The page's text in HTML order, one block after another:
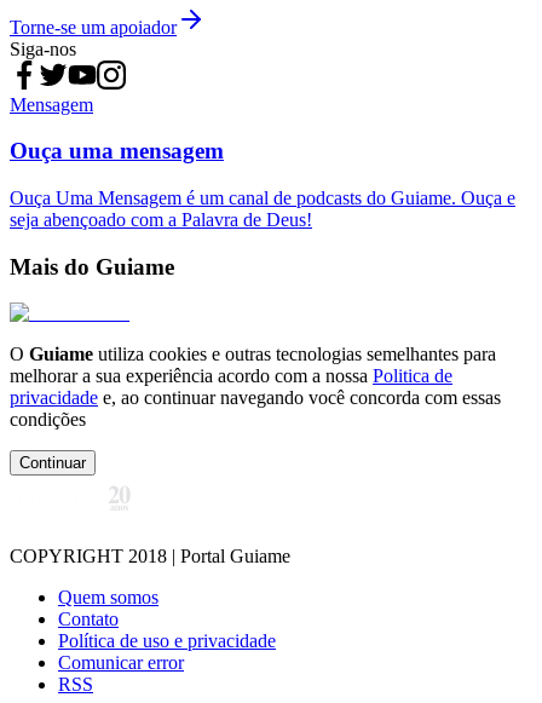
Torne-se um apoiador
Siga-nos
Mensagem
Ouça uma mensagem
Ouça Uma Mensagem é um canal de podcasts do Guiame. Ouça e
seja abençoado com a Palavra de Deus!
Mais do Guiame
O Guiame utiliza cookies e outras tecnologias semelhantes para
melhorar a sua experiência acordo com a nossa Politica de
privacidade e, ao continuar navegando você concorda com essas
condições
Continuar
COPYRIGHT 2018 | Portal Guiame
Quem somos
Contato
Política de uso e privacidade
Comunicar error
RSS